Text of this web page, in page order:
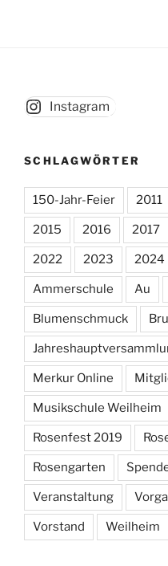
Instagram
SCHLAGWÖRTER
150-Jahr-Feier 2011
2015 2016 2017
2022 2023 2024
Ammerschule Au
Blumenschmuck
Merkur Online
Musikschule Weilheim
Rosenfest 2019
Rosengarten
Veranstaltung
Vorstand Weilheim